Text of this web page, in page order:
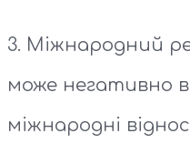
3. Міжнародний
може негативно
міжнародні